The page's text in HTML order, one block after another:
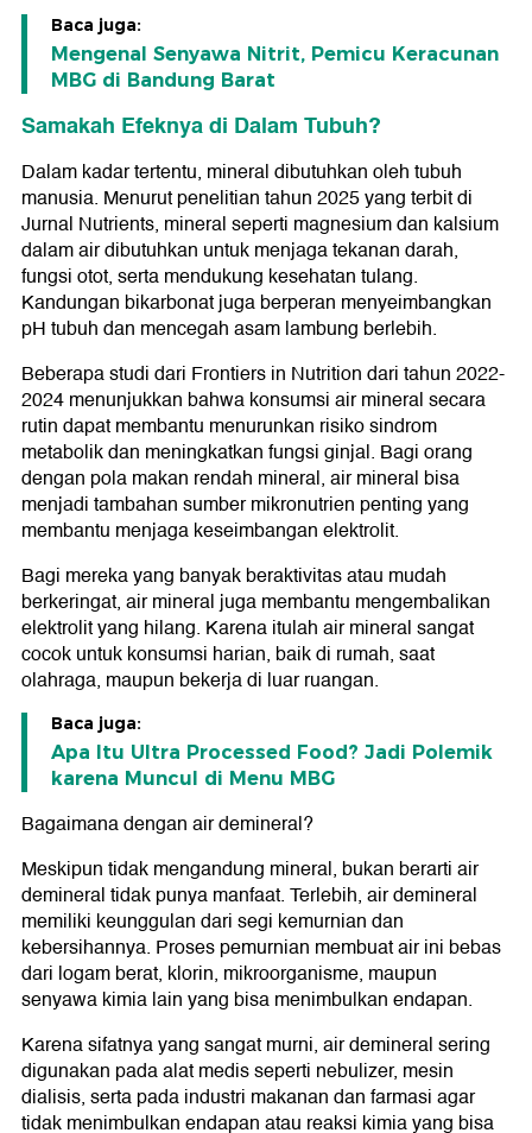
Baca juga:
Mengenal Senyawa Nitrit, Pemicu Keracunan
MBG di Bandung Barat
Samakah Efeknya di Dalam Tubuh?
Dalam kadar tertentu, mineral dibutuhkan oleh tubuh
manusia. Menurut penelitian tahun 2025 yang terbit di
Jurnal Nutrients, mineral seperti magnesium dan kalsium
dalam air dibutuhkan untuk menjaga tekanan darah,
fungsi otot, serta mendukung kesehatan tulang.
Kandungan bikarbonat juga berperan menyeimbangkan
pH tubuh dan mencegah asam lambung berlebih.
Beberapa studi dari Frontiers in Nutrition dari tahun 2022-
2024 menunjukkan bahwa konsumsi air mineral secara
rutin dapat membantu menurunkan risiko sindrom
metabolik dan meningkatkan fungsi ginjal. Bagi orang
dengan pola makan rendah mineral, air mineral bisa
menjadi tambahan sumber mikronutrien penting yang
membantu menjaga keseimbangan elektrolit.
Bagi mereka yang banyak beraktivitas atau mudah
berkeringat, air mineral juga membantu mengembalikan
elektrolit yang hilang. Karena itulah air mineral sangat
cocok untuk konsumsi harian, baik di rumah, saat
olahraga, maupun bekerja di luar ruangan.
Baca juga:
Apa Itu Ultra Processed Food? Jadi Polemik
karena Muncul di Menu MBG
Bagaimana dengan air demineral?
Meskipun tidak mengandung mineral, bukan berarti air
demineral tidak punya manfaat. Terlebih, air demineral
memiliki keunggulan dari segi kemurnian dan
kebersihannya. Proses pemurnian membuat air ini bebas
dari logam berat, klorin, mikroorganisme, maupun
senyawa kimia lain yang bisa menimbulkan endapan.
Karena sifatnya yang sangat murni, air demineral sering
digunakan pada alat medis seperti nebulizer, mesin
dialisis, serta pada industri makanan dan farmasi agar
tidak menimbulkan endapan atau reaksi kimia yang bisa